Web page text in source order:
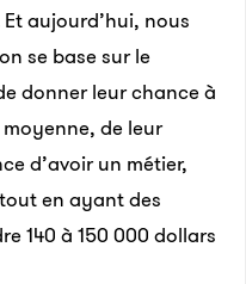
aujourd’hui, nous
se base sur le
donner leur chance à
de leur
d’avoir un métier,
en ayant des
140 à 150 000 dollars